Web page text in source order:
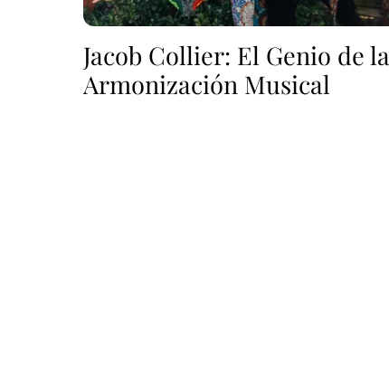
Jacob Collier: El Genio de la
Armonización Musical